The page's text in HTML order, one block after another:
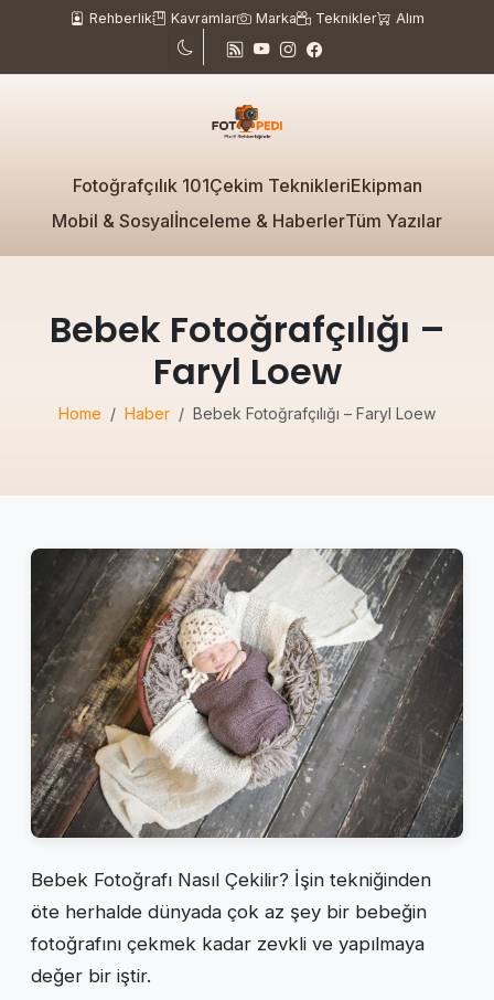
Rehberlik Kavramlar Marka Teknikler Alım
Fotoğrafçılık 101Çekim TeknikleriEkipman
Mobil & Sosyalİnceleme & HaberlerTüm Yazılar
Bebek Fotoğrafçılığı –
Faryl Loew
Home Haber Bebek Fotoğrafçılığı – Faryl Loew
Bebek Fotoğrafı Nasıl Çekilir? İşin tekniğinden
öte herhalde dünyada çok az şey bir bebeğin
fotoğrafını çekmek kadar zevkli ve yapılmaya
değer bir iştir.